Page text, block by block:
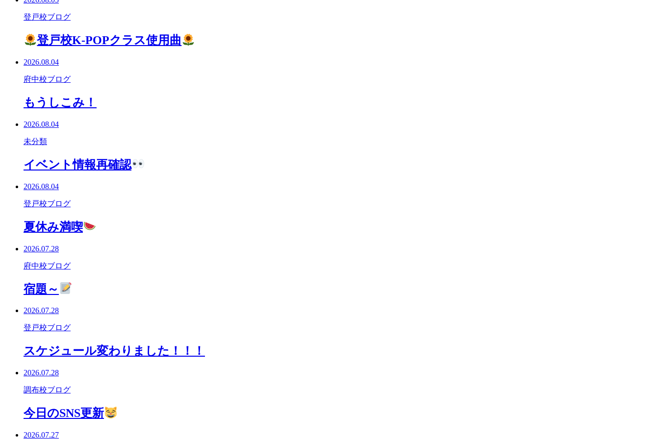
登戸校ブログ
登戸校K-POPクラス使用曲
2026.08.04
府中校ブログ
もうしこみ！
2026.08.04
未分類
イベント情報再確認
2026.08.04
登戸校ブログ
夏休み満喫
2026.07.28
府中校ブログ
宿題～
2026.07.28
登戸校ブログ
スケジュール変わりました！！！
2026.07.28
調布校ブログ
今日のSNS更新
2026.07.27